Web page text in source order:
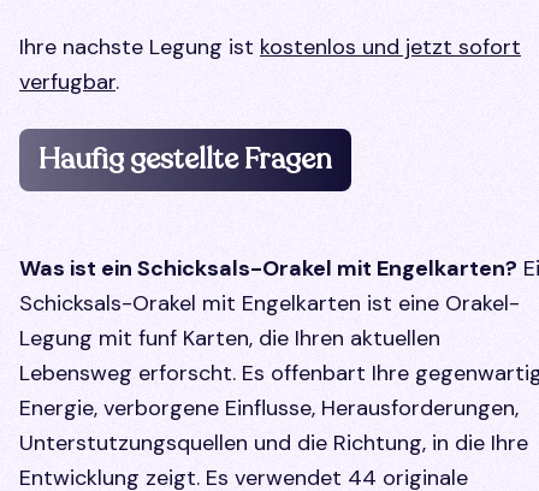
Ihre nachste Legung ist kostenlos und jetzt sofort
verfugbar.
Haufig gestellte Fragen
Was ist ein Schicksals-Orakel mit Engelkarten?
Schicksals-Orakel mit Engelkarten ist eine Orakel-
Legung mit funf Karten, die Ihren aktuellen
Lebensweg erforscht. Es offenbart Ihre
Energie, verborgene Einflusse, Herausforderungen,
Unterstutzungsquellen und die Richtung, in die Ihre
Entwicklung zeigt. Es verwendet 44 originale